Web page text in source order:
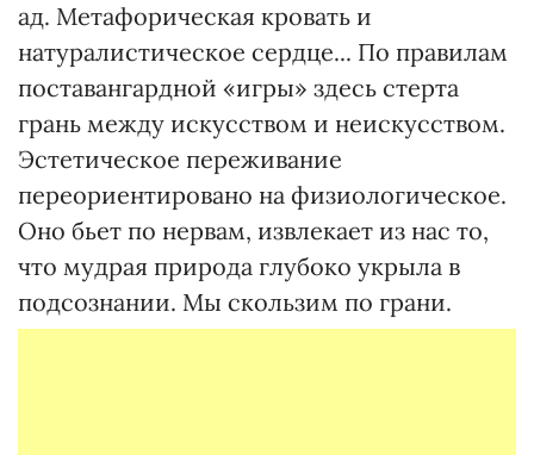
ад. Метафорическая кровать и
натуралистическое сердце... По правилам
поставангардной «игры» здесь стерта
грань между искусством и неискусством.
Эстетическое переживание
переориентировано на физиологическое.
Оно бьет по нервам, извлекает из нас то,
что мудрая природа глубоко укрыла в
подсознании. Мы скользим по грани.